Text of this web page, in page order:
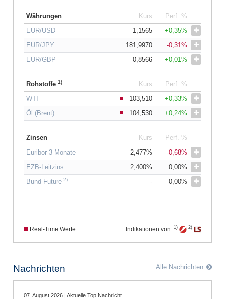
Währungen Kurs
Perf. %
EUR/USD
1,1565
+0,35%
EUR/JPY
181,9970
-0,31%
EUR/GBP
0,8566 +0,01%
Rohstoffe 1) Kurs
Perf. %
WTI
103,510
+0,33%
Öl (Brent)
104,530 +0,24%
Zinsen Kurs
Perf. %
Euribor 3 Monate
2,477%
-0,68%
EZB-Leitzins
2,400%
0,00%
Bund Future 2) - 0,00%
Real-Time Werte Indikationen von: 1) 2)
Alle Nachrichten
Nachrichten
07. August 2026 | Aktuelle Top Nachricht